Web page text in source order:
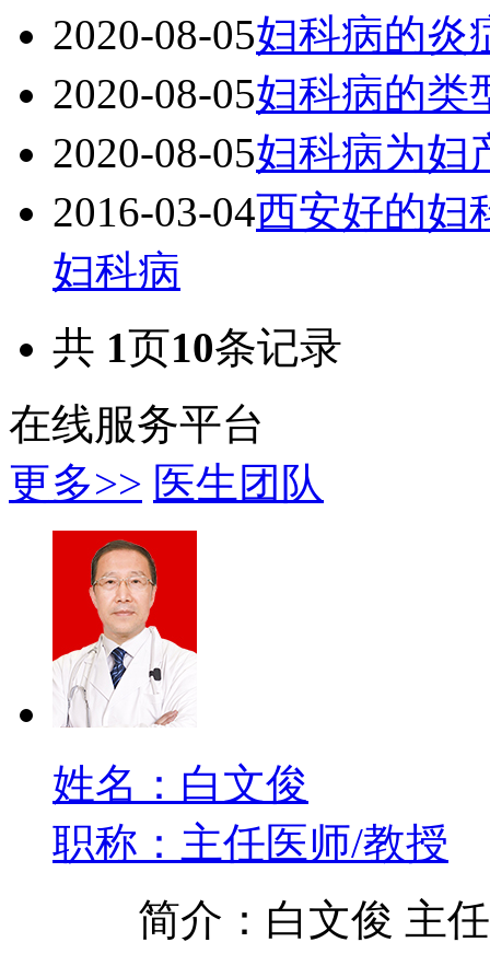
2020-08-05妇科病的炎
2020-08-05妇科病的类
2020-08-05妇科病为妇
2016-03-04西安好的妇
妇科病
共 1页10条记录
在线服务平台
更多>> 医生团队
姓名：白文俊
职称：主任医师/教授
简介：白文俊 主任